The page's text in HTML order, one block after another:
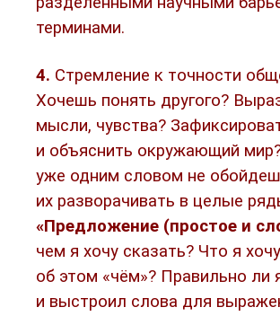
терминами.
4. Стремление к точности
Хочешь понять другого?
мысли, чувства?
и объяснить окружающий
уже одним словом не
их разворачивать в целые
«Предложение (простое и
чем я хочу сказать? Что я
об этом «чём»? Правильно ли
и выстроил слова для